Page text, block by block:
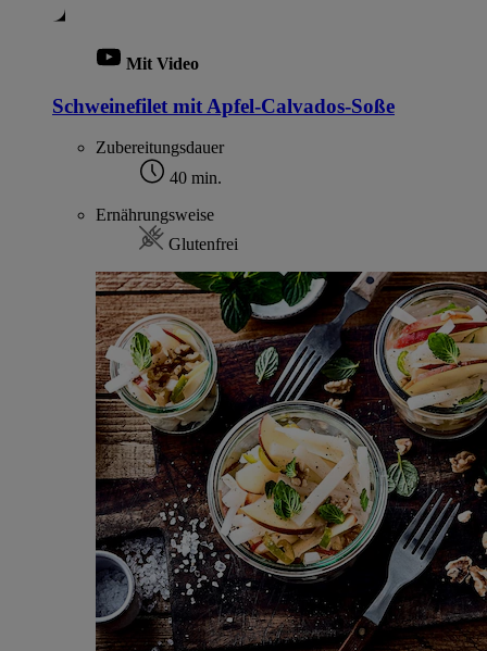
Mit Video
Schweinefilet mit Apfel-Calvados-Soße
Zubereitungsdauer
40 min.
Ernährungsweise
Glutenfrei